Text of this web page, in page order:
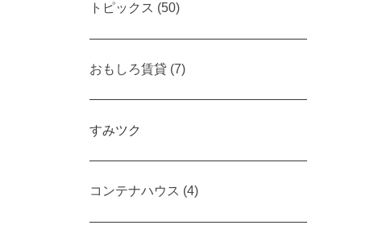
トピックス (50)
おもしろ賃貸 (7)
すみツク
コンテナハウス (4)